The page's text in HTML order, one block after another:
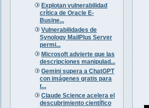
Explotan vulnerabilidad
crítica de Oracle E-
Busine...
Vulnerabilidades de
Synology MailPlus Server
permi...
Microsoft advierte que las
descripciones manipulad...
Gemini supera a ChatGPT
con imágenes gratis para
t...
Claude Science acelera el
descubrimiento científico